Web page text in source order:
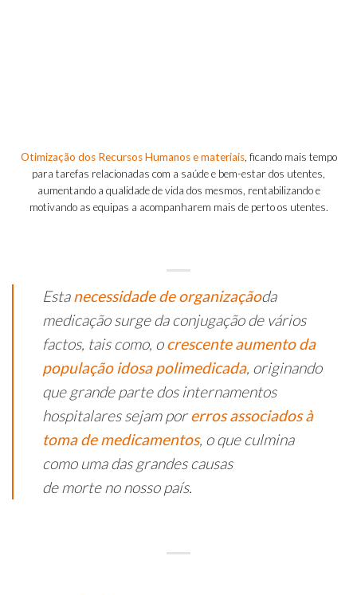
Otimização dos Recursos Humanos e materiais, ficando mais tempo
para tarefas relacionadas com a saúde e bem-estar dos utentes,
aumentando a qualidade de vida dos mesmos, rentabilizando e
motivando as equipas a acompanharem mais de perto os utentes.
Estanecessidade de organizaçãoda
medicação surge da conjugação de vários
factos, tais como, ocrescente aumento da
população idosapolimedicada, originando
que grande parte dos internamentos
hospitalares sejam porerros associados à
toma de medicamentos, o que culmina
como uma das grandes causas
de morte no nosso país.